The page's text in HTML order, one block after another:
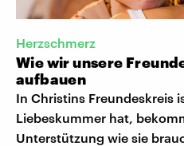
Herzschmerz
Wie wir unsere
aufbauen
In Christins Freundeskreis
Liebeskummer hat,
Unterstützung wie sie